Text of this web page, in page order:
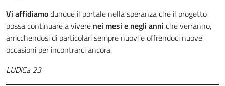
Vi affidiamodunque il portale nella speranza che il progetto
possa continuare a vivere nei mesi e negli anni che verranno,
arricchendosi di particolari sempre nuovi e offrendoci nuove
occasioni per incontrarci ancora.
LUDiCa 23